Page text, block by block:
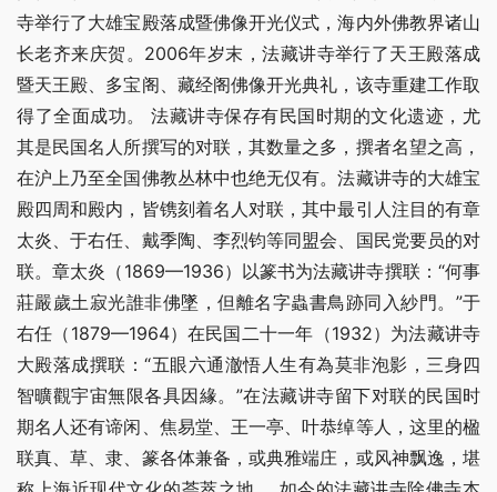
寺举行了大雄宝殿落成暨佛像开光仪式，海内外佛教界诸山
长老齐来庆贺。2006年岁末，法藏讲寺举行了天王殿落成
暨天王殿、多宝阁、藏经阁佛像开光典礼，该寺重建工作取
得了全面成功。 法藏讲寺保存有民国时期的文化遗迹，尤
其是民国名人所撰写的对联，其数量之多，撰者名望之高，
在沪上乃至全国佛教丛林中也绝无仅有。法藏讲寺的大雄宝
殿四周和殿内，皆镌刻着名人对联，其中最引人注目的有章
太炎、于右任、戴季陶、李烈钧等同盟会、国民党要员的对
联。章太炎（1869—1936）以篆书为法藏讲寺撰联：“何事
莊嚴歲土寂光誰非佛墜，但離名字蟲書鳥跡同入紗門。”于
右任（1879—1964）在民国二十一年（1932）为法藏讲寺
大殿落成撰联：“五眼六通澈悟人生有為莫非泡影，三身四
智曠觀宇宙無限各具因緣。”在法藏讲寺留下对联的民国时
期名人还有谛闲、焦易堂、王一亭、叶恭绰等人，这里的楹
联真、草、隶、篆各体兼备，或典雅端庄，或风神飘逸，堪